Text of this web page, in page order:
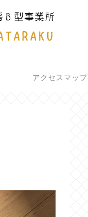
アクセスマップ